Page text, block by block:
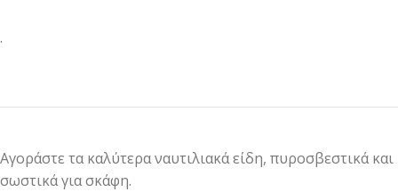
.
Αγοράστε τα καλύτερα ναυτιλιακά είδη, πυροσβεστικά και
σωστικά για σκάφη.